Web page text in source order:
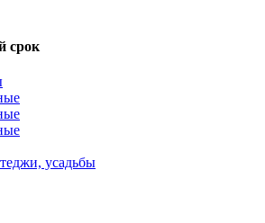
срок
усадьбы